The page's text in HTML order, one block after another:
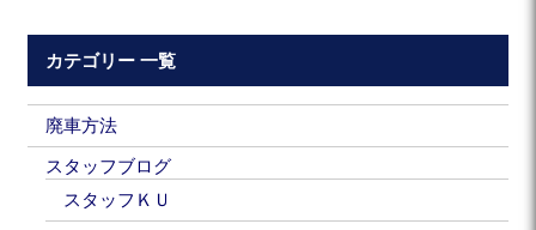
カテゴリー 一覧
廃車方法
スタッフブログ
スタッフＫＵ